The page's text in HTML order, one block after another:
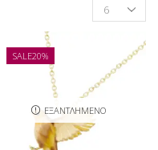
Products
per
SALE20%
ΕΞΑΝΤΛΗΜΈΝΟ